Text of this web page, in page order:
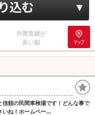
作業実績が
多い順
信頼の民間車検場です！どんな事で
いね！ホームペー…